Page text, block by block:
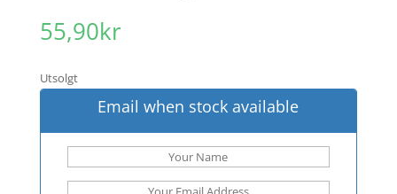
55,90kr
Utsolgt
Email when stock available